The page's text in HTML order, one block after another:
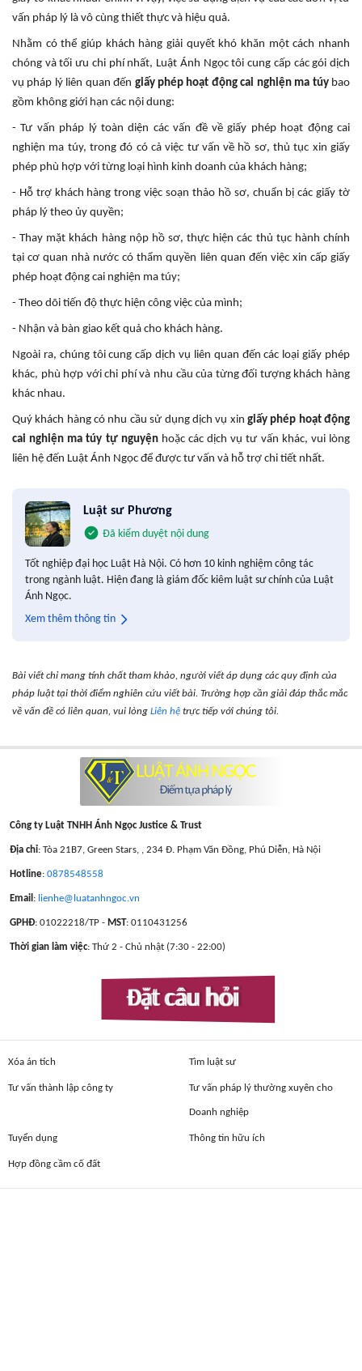
vấn pháp lý là vô cùng thiết thực và hiệu quả.
Nhằm có thể giúp khách hàng giải quyết khó khăn một cách nhanh
chóng và tối ưu chi phí nhất, Luật Ánh Ngọc tôi cung cấp các gói dịch
vụ pháp lý liên quan đến giấy phép hoạt động cai nghiện ma túybao
gồm không giới hạn các nội dung:
- Tư vấn pháp lý toàn diện các vấn đề về giấy phép hoạt động cai
nghiện ma túy, trong đó có cả việc tư vấn về hồ sơ, thủ tục xin giấy
phép phù hợp với từng loại hình kinh doanh của khách hàng;
- Hỗ trợ khách hàng trong việc soạn thảo hồ sơ, chuẩn bị các giấy tờ
pháp lý theo ủy quyền;
- Thay mặt khách hàng nộp hồ sơ, thực hiện các thủ tục hành chính
tại cơ quan nhà nước có thẩm quyền liên quan đến việc xin cấp giấy
phép hoạt động cai nghiện ma túy;
- Theo dõi tiến độ thực hiện công việc của mình;
- Nhận và bàn giao kết quả cho khách hàng.
Ngoài ra, chúng tôi cung cấp dịch vụ liên quan đến các loại giấy phép
khác, phù hợp với chi phí và nhu cầu của từng đối tượng khách hàng
khác nhau.
Quý khách hàng có nhu cầu sử dụng dịch vụ xin giấy phép hoạt động
cai nghiện ma túy tự nguyệnhoặc các dịch vụ tư vấn khác, vui lòng
liên hệ đến Luật Ánh Ngọc để được tư vấn và hỗ trợ chi tiết nhất.
Luật sư Phương
Đã kiểm duyệt nội dung
Tốt nghiệp đại học Luật Hà Nội. Có hơn 10 kinh nghiệm công tác
trong ngành luật. Hiện đang là giám đốc kiêm luật sư chính của Luật
Ánh Ngọc.
Xem thêm thông tin
Bài viết chỉ mang tính chất tham khảo, người viết áp dụng các quy định của
pháp luật tại thời điểm nghiên cứu viết bài. Trường hợp cần giải đáp thắc mắc
về vấn đề có liên quan, vui lòng Liên hệ trực tiếp với chúng tôi.
Công ty Luật TNHH Ánh Ngọc Justice & Trust
Địa chỉ: Tòa 21B7, Green Stars, , 234 Đ. Phạm Văn Đồng, Phú Diễn, Hà Nội
Hotline: 0878548558
Email : lienhe@luatanhngoc.vn
GPHĐ: 01022218/TP - MST: 0110431256
Thời gian làm việc: Thứ 2 - Chủ nhật (7:30 - 22:00)
Đặt câu hỏi
Xóa án tích Tìm luật sư
Tư vấn thành lập công ty Tư vấn pháp lý thường xuyên cho
Doanh nghiệp
Tuyển dụng Thông tin hữu ích
Hợp đồng cầm cố đất